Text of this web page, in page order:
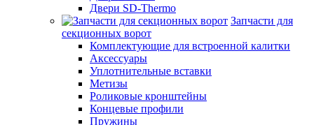
Двери SD-Thermo
Запчасти для
секционных ворот
Комплектующие для встроенной калитки
Аксессуары
Уплотнительные вставки
Метизы
Роликовые кронштейны
Концевые профили
Пружины